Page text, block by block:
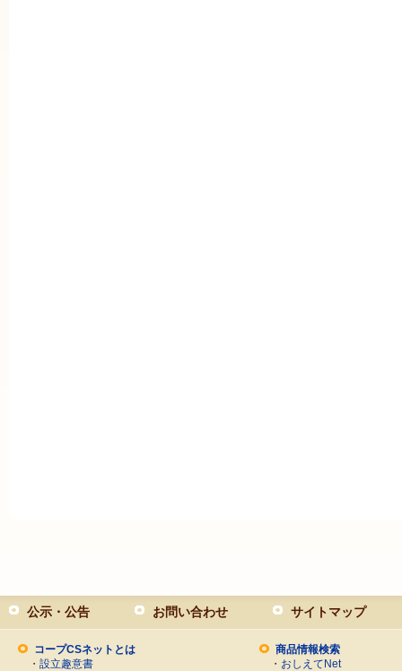
公示・公告 お問い合わせ サイトマップ
コープCSネットとは
・ 設立趣意書
商品情報検索
・ おしえてNet